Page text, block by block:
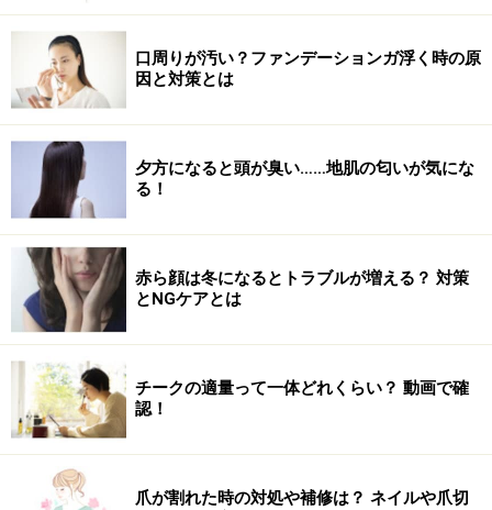
口周りが汚い？ファンデーションガ浮く時の原
因と対策とは
夕方になると頭が臭い……地肌の匂いが気にな
る！
赤ら顔は冬になるとトラブルが増える？ 対策
とNGケアとは
チークの適量って一体どれくらい？ 動画で確
認！
爪が割れた時の対処や補修は？ ネイルや爪切